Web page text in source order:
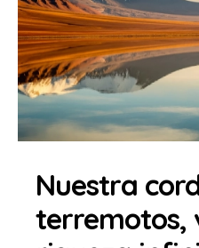
Nuestra
terremotos,